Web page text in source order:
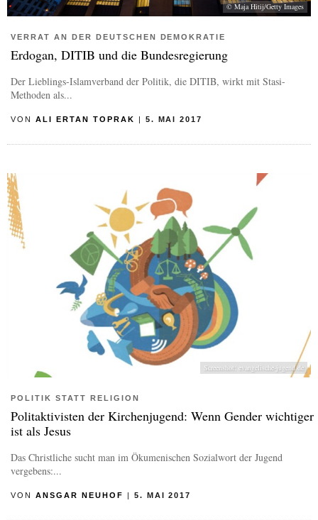
© Maja Hitij/Getty Images
VERRAT AN DER DEUTSCHEN DEMOKRATIE
Erdogan, DITIB und die Bundesregierung
Der Lieblings-Islamverband der Politik, die DITIB, wirkt mit Stasi-
Methoden als...
VON ALI ERTAN TOPRAK | 5. MAI 2017
Screenshot: evangelische-jugend.de
POLITIK STATT RELIGION
Politaktivisten der Kirchenjugend: Wenn Gender wichtiger
ist als Jesus
Das Christliche sucht man im Ökumenischen Sozialwort der Jugend
vergebens:...
VON ANSGAR NEUHOF | 5. MAI 2017